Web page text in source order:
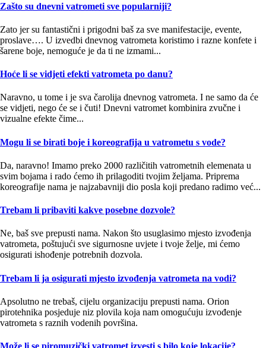
Zašto su dnevni vatrometi sve popularniji?
Zato jer su fantastični i prigodni baš za sve manifestacije, evente,
proslave…. U izvedbi dnevnog vatrometa koristimo i razne konfete i
šarene boje, nemoguće je da ti ne izmami...
Hoće li se vidjeti efekti vatrometa po danu?
Naravno, u tome i je sva čarolija dnevnog vatrometa. I ne samo da će
se vidjeti, nego će se i čuti! Dnevni vatromet kombinira zvučne i
vizualne efekte čime...
Mogu li se birati boje i koreografija u vatrometu s vode?
Da, naravno! Imamo preko 2000 različitih vatrometnih elemenata u
svim bojama i rado ćemo ih prilagoditi tvojim željama. Priprema
koreografije nama je najzabavniji dio posla koji predano radimo već...
Trebam li pribaviti kakve posebne dozvole?
Ne, baš sve prepusti nama. Nakon što usuglasimo mjesto izvođenja
vatrometa, poštujući sve sigurnosne uvjete i tvoje želje, mi ćemo
osigurati ishođenje potrebnih dozvola.
Trebam li ja osigurati mjesto izvođenja vatrometa na vodi?
Apsolutno ne trebaš, cijelu organizaciju prepusti nama. Orion
pirotehnika posjeduje niz plovila koja nam omogućuju izvođenje
vatrometa s raznih vodenih površina.